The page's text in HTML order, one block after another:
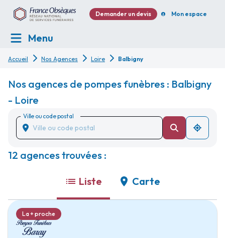
Demander un devis Mon espace
Menu
Accueil Nos Agences Loire Balbigny
Nos agences de pompes funèbres : Balbigny
- Loire
Ville ou code postal
12 agences trouvées :
Liste Carte
La + proche